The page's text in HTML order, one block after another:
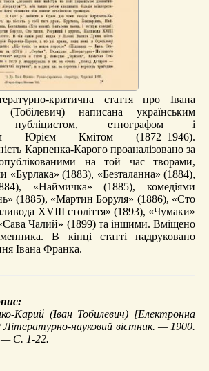
критична стаття про Івана
(Тобілевич) написана українським
публіцистом, етнографом і
Юрієм Кмітом (1872–1946).
Карпенка-Карого проаналізовано за
на той час творами,
«Бурлака» (1883), «Безталанна» (1884),
«Наймичка» (1885), комедіями
(1885), «Мартин Боруля» (1886), «Сто
XVIII століття» (1893), «Чумаки»
Чалий» (1899) та іншими. Вміщено
В кінці статті надруковано
Івана Франка.
Карий (Іван Тобилевич) [Електронна
науковий вістник. — 1900.
— С. 1-22.